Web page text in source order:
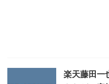
楽天藤田一